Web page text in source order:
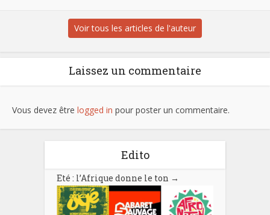
Voir tous les articles de l'auteur
Laissez un commentaire
Vous devez être logged in pour poster un commentaire.
Edito
Eté : l’Afrique donne le ton →